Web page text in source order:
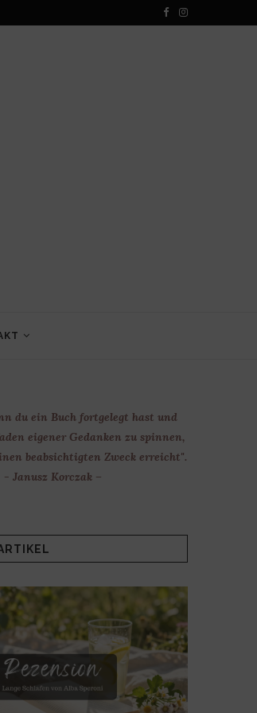
du ein Buch fortgelegt hast und
eigener Gedanken zu spinnen,
beabsichtigten Zweck erreicht".
- Janusz Korczak –